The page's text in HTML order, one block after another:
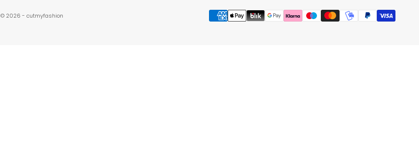
© 2026 - cutmyfashion